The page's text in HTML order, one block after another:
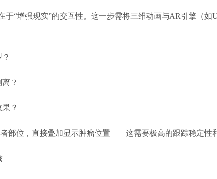
于“增强现实”的交互性。这一步需将三维动画与AR引擎（如
？
？
部位，直接叠加显示肿瘤位置——这需要极高的跟踪稳定性